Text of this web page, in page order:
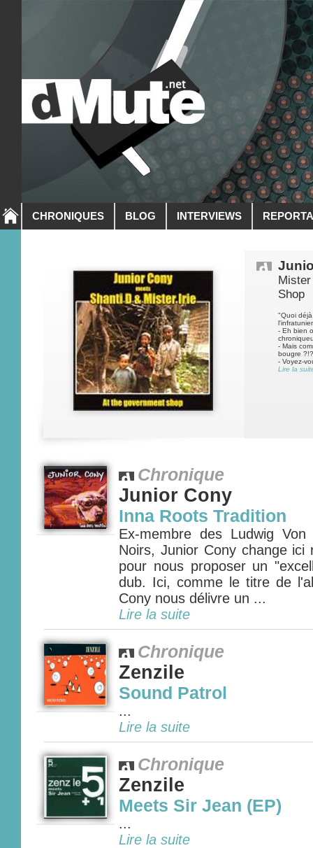
CHRONIQUES BLOG INTERVIEWS
Shop
"Quoi
- Eh bien
- Mais
bougre ?!?
- Voyez-
Lire la
Chronique
Junior Cony
Inna Roots Tradition
Ex-membre des Ludwig
Noirs, Junior Cony change ici
pour nous proposer un
dub. Ici, comme le titre de
Cony nous délivre un ...
Lire la suite
Chronique
Zenzile
Sound Patrol
...
Lire la suite
Chronique
Zenzile
Meets Sir Jean (EP)
...
Lire la suite